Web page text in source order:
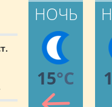
НОЧЬ
15°C